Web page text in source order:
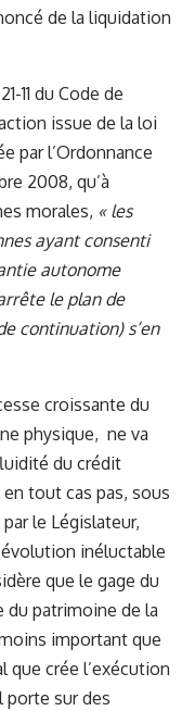
de la liquidation
11 du Code de
issue de la loi
par l’Ordonnance
2008, qu’à
morales, « les
ayant consenti
autonome
le plan de
continuation) s’en
croissante du
physique, ne va
du crédit
tout cas pas, sous
le Législateur,
inéluctable
que le gage du
du patrimoine de la
important que
que crée l’exécution
porte sur des